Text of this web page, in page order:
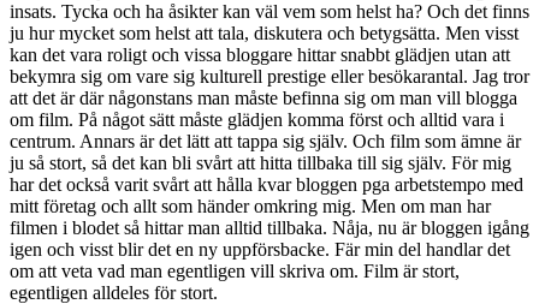
insats. Tycka och ha åsikter kan väl vem som helst ha? Och det finns
ju hur mycket som helst att tala, diskutera och betygsätta. Men visst
kan det vara roligt och vissa bloggare hittar snabbt glädjen utan att
bekymra sig om vare sig kulturell prestige eller besökarantal. Jag tror
att det är där någonstans man måste befinna sig om man vill blogga
om film. På något sätt måste glädjen komma först och alltid vara i
centrum. Annars är det lätt att tappa sig själv. Och film som ämne är
ju så stort, så det kan bli svårt att hitta tillbaka till sig själv. För mig
har det också varit svårt att hålla kvar bloggen pga arbetstempo med
mitt företag och allt som händer omkring mig. Men om man har
filmen i blodet så hittar man alltid tillbaka. Nåja, nu är bloggen igång
igen och visst blir det en ny uppförsbacke. Fär min del handlar det
om att veta vad man egentligen vill skriva om. Film är stort,
egentligen alldeles för stort.